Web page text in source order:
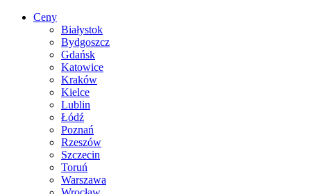
Ceny
Białystok
Bydgoszcz
Gdańsk
Katowice
Kraków
Kielce
Lublin
Łódź
Poznań
Rzeszów
Szczecin
Toruń
Warszawa